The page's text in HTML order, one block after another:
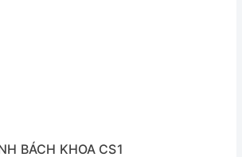
BÁCH KHOA CS1